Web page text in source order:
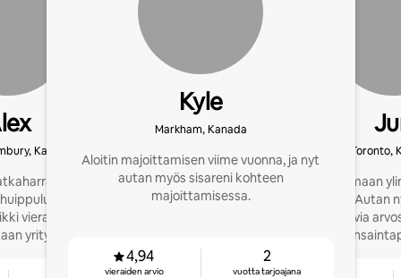
Kanada
tuli
palveluja,
vieraiden tarpeet
yritystäsi yhdessä!
Kyle
Markham, Kanada
Aloitin majoittamisen viime vuonna, ja nyt
autan myös sisareni kohteen
majoittamisessa.
4,94
vieraiden arvio
2
vuotta tarjoajana
Toronto,
Aloitin vuokraamaan
vuotta sitten. Autan
saamaan loistavia
heidän